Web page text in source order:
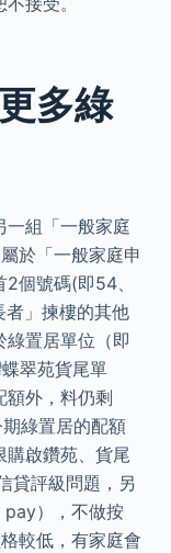
多綠
一組「一般家庭
於「一般家庭申
個號碼(即54、
」揀樓的其他
置居單位（即
翠苑貨尾單
額外，料仍剩
綠置居的配額
購啟鑽苑、貨尾
貸評級問題，另
pay），不做按
較低，有家庭會